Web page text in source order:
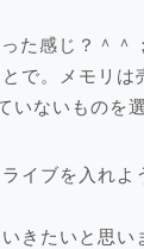
た感じ？＾
で。メモリ
ないものを
イブを入れ
きたいと思い